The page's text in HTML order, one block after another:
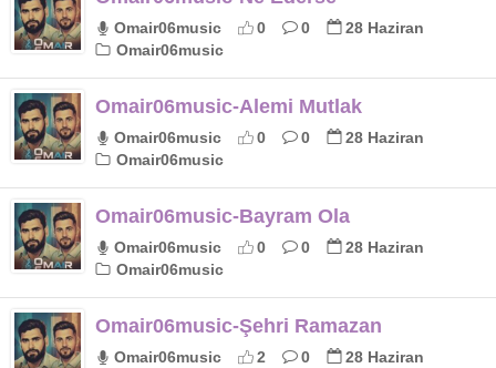
Omair06music 0 0
28 Haziran
Omair06music
Omair06music-Alemi Mutlak
Omair06music 0 0
28 Haziran
Omair06music
Omair06music-Bayram Ola
Omair06music 0 0
28 Haziran
Omair06music
Omair06music-Şehri Ramazan
Omair06music 2 0
28 Haziran